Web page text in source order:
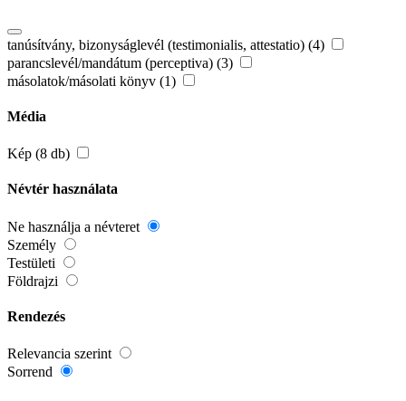
tanúsítvány, bizonyságlevél (testimonialis, attestatio) (4)
parancslevél/mandátum (perceptiva) (3)
másolatok/másolati könyv (1)
Média
Kép (8 db)
Névtér használata
Ne használja a névteret
Személy
Testületi
Földrajzi
Rendezés
Relevancia szerint
Sorrend